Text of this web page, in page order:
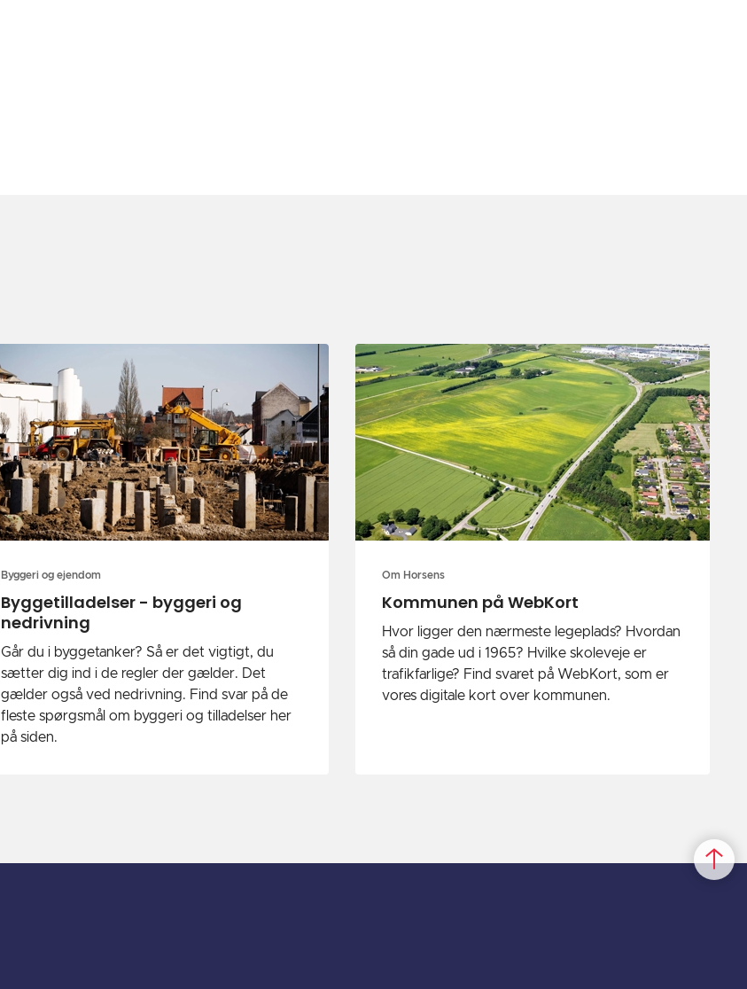
Byggeri og ejendom
Byggetilladelser - byggeri og
nedrivning
Går du i byggetanker? Så er det vigtigt, du
sætter dig ind i de regler der gælder. Det
gælder også ved nedrivning. Find svar på de
fleste spørgsmål om byggeri og tilladelser her
på siden.
Om Horsens
Kommunen på WebKort
Hvor ligger den nærmeste legeplads? Hvordan
så din gade ud i 1965? Hvilke skoleveje er
trafikfarlige? Find svaret på WebKort, som er
vores digitale kort over kommunen.